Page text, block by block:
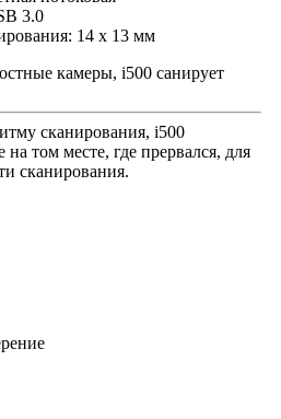
3.0
14 x 13 мм
камеры, i500 санирует
сканирования, i500
том месте, где прервался, для
сканирования.